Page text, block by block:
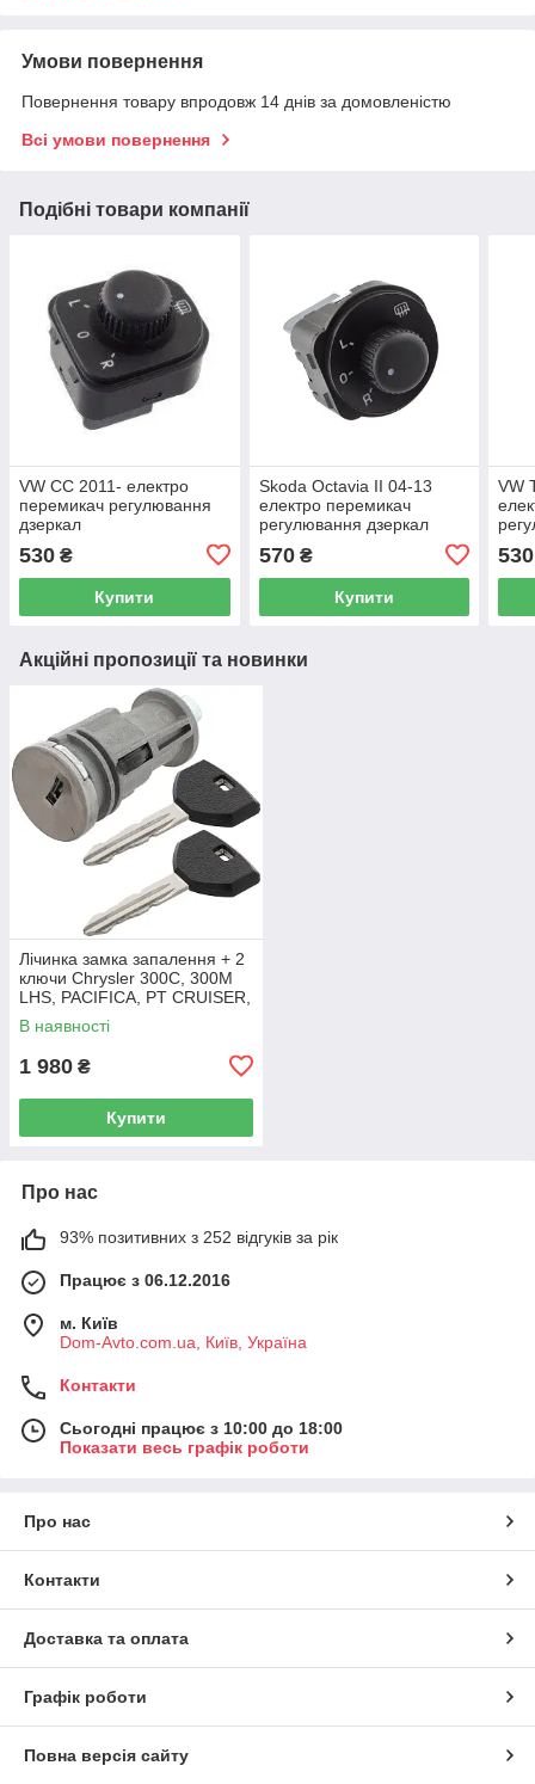
Умови повернення
Повернення товару впродовж 14 днів за домовленістю
Всі умови повернення
Подібні товари компанії
VW CC 2011- електро
перемикач регулювання
дзеркал
530 ₴
Купити
Skoda Octavia II 04-13
електро перемикач
регулювання дзеркал
570₴
Купити
VW
530
Акційні пропозиції та новинки
Лічинка замка запалення + 2
ключи Chrysler 300C, 300M
LHS, PACIFICA, PT CRUISER,
SEBRING 5003843AB
В наявності
1 980 ₴
Купити
Про нас
93% позитивних з 252 відгуків за рік
Працює з 06.12.2016
м. Київ
Dom-Avto.com.ua, Київ, Україна
Контакти
Сьогодні працює з 10:00 до 18:00
Показати весь графік роботи
Про нас
Контакти
Доставка та оплата
Графік роботи
Повна версія сайту